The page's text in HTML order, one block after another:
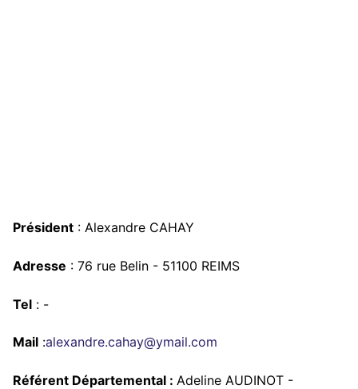
Président : Alexandre CAHAY
Adresse : 76 rue Belin - 51100 REIMS
Tel : -
Mail :alexandre.cahay@ymail.com
Référent Départemental : Adeline AUDINOT -